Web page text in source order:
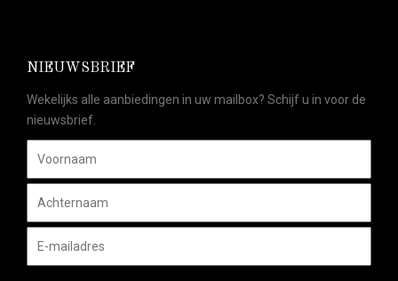
NIEUWSBRIEF
Wekelijks alle aanbiedingen in uw mailbox? Schijf u in voor de
nieuwsbrief.